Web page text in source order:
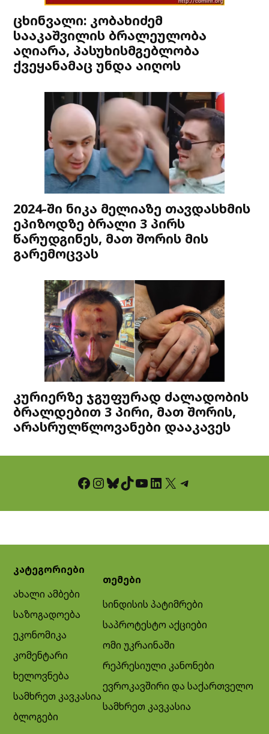
ცხინვალი: კობახიძემ
სააკაშვილის ბრალეულობა
აღიარა, პასუხისმგებლობა
ქვეყანამაც უნდა აიღოს
2024-ში ნიკა მელიაზე თავდასხმის
ეპიზოდზე ბრალი 3 პირს
წარუდგინეს, მათ შორის მის
გარემოცვას
კურიერზე ჯგუფურად ძალადობის
ბრალდებით 3 პირი, მათ შორის,
არასრულწლოვანები დააკავეს
Facebook InstagramBluesky TikTok YouTube LinkedIn X Telegram
კატეგორიები
ახალი ამბები
საზოგადოება
ეკონომიკა
კომენტარი
ხელოვნება
სამხრეთ კავკასია
ბლოგები
თემები
სინდისის პატიმრები
საპროტესტო აქციები
ომი უკრაინაში
რეპრესიული კანონები
ევროკავშირი და საქართველო
სამხრეთ კავკასია